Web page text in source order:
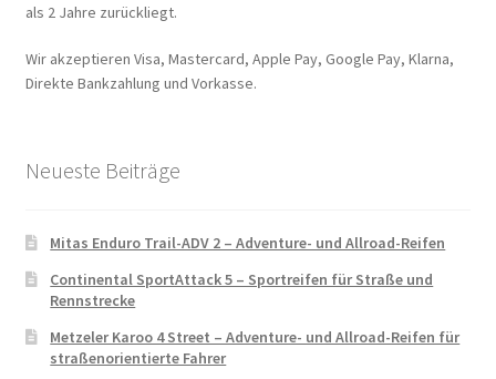
als 2 Jahre zurückliegt.
Wir akzeptieren Visa, Mastercard, Apple Pay, Google Pay, Klarna,
Direkte Bankzahlung und Vorkasse.
Neueste Beiträge
Mitas Enduro Trail-ADV 2 – Adventure- und Allroad-Reifen
Continental SportAttack 5 – Sportreifen für Straße und
Rennstrecke
Metzeler Karoo 4 Street – Adventure- und Allroad-Reifen für
straßenorientierte Fahrer